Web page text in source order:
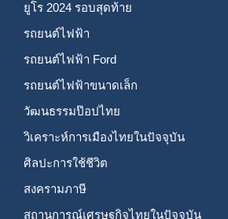
ยูโร 2024 รอบสุดท้าย
รถยนต์ไฟฟ้า
รถยนต์ไฟฟ้า Ford
รถยนต์ไฟฟ้าขนาดเล็ก
วัฒนธรรมป๊อปไทย
วิเคราะห์การเมืองไทยในปัจจุบัน
ศิลปะการใช้ชีวิต
สงครามภาษี
สถานการณ์เศรษฐกิจไทยในปัจจุบัน